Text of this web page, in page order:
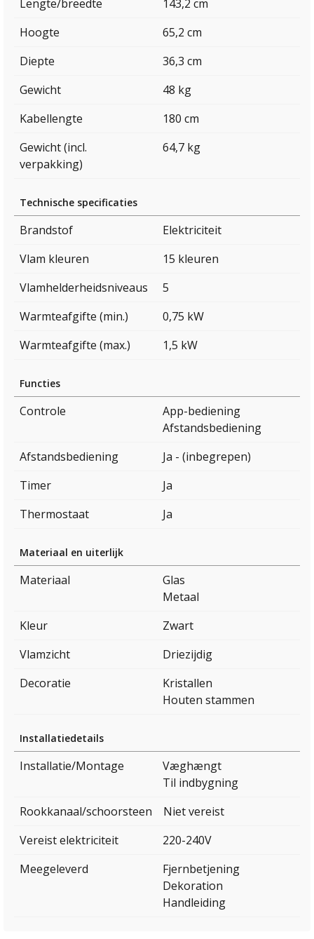
Lengte/breedte
143,2 cm
Hoogte
65,2 cm
Diepte
36,3 cm
Gewicht
48 kg
Kabellengte
180 cm
Gewicht (incl.
verpakking)
64,7 kg
Technische specificaties
Brandstof
Elektriciteit
Vlam kleuren
15 kleuren
Vlamhelderheidsniveaus
5
Warmteafgifte (min.)
0,75 kW
Warmteafgifte (max.)
1,5 kW
Functies
Controle
App-bediening
Afstandsbediening
Afstandsbediening
Ja - (inbegrepen)
Timer
Ja
Thermostaat
Ja
Materiaal en uiterlijk
Materiaal
Glas
Metaal
Kleur
Zwart
Vlamzicht
Driezijdig
Decoratie
Kristallen
Houten stammen
Installatiedetails
Installatie/Montage
Væghængt
Til indbygning
Rookkanaal/schoorsteen
Niet vereist
Vereist elektriciteit
220-240V
Meegeleverd
Fjernbetjening
Dekoration
Handleiding